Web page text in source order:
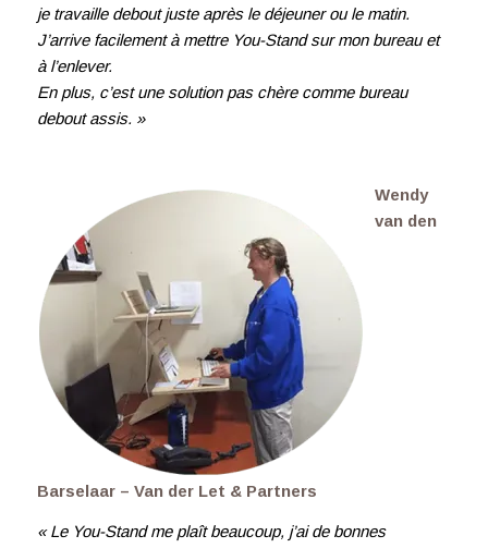
je travaille debout juste après le déjeuner ou le matin.
J’arrive facilement à mettre You-Stand sur mon bureau et
à l’enlever.
En plus, c’est une solution pas chère comme bureau
debout assis. »
Wendy
van den
Barselaar – Van der Let & Partners
« Le You-Stand me plaît beaucoup, j’ai de bonnes